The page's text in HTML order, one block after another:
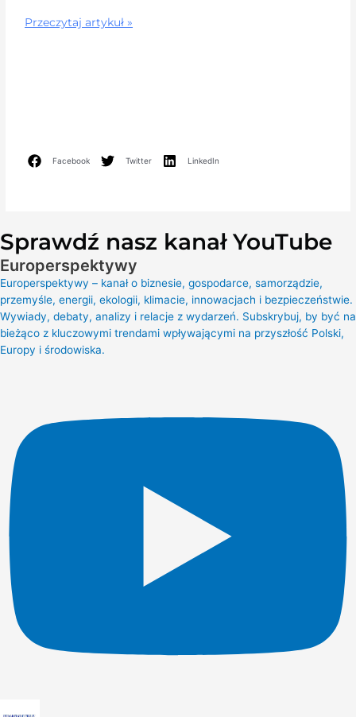
Przeczytaj artykuł »
Facebook Twitter LinkedIn
Sprawdź nasz kanał YouTube
Europerspektywy
Europerspektywy – kanał o biznesie, gospodarce, samorządzie,
przemyśle, energii, ekologii, klimacie, innowacjach i bezpieczeństwie.
Wywiady, debaty, analizy i relacje z wydarzeń. Subskrybuj, by być na
bieżąco z kluczowymi trendami wpływającymi na przyszłość Polski,
Europy i środowiska.